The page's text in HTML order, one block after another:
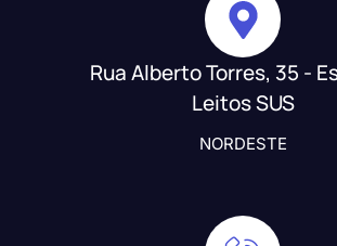
Rua Alberto Torres, 35 -
Leitos SUS
NORDESTE